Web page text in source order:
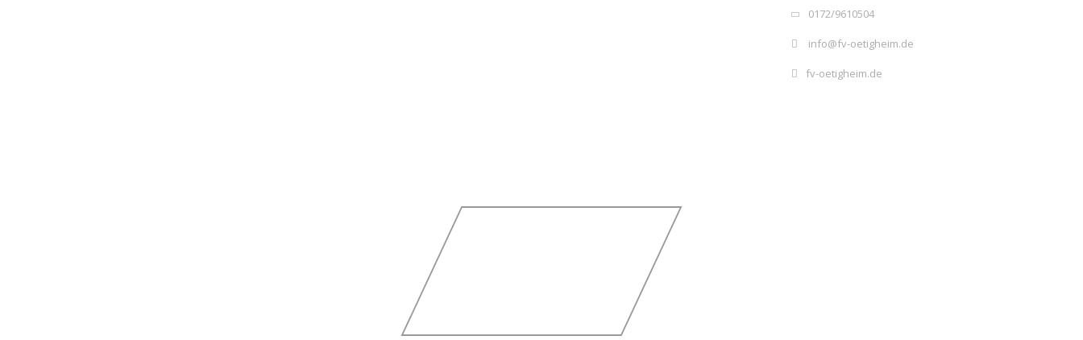
0172/9610504
info@fv-oetigheim.de
fv-oetigheim.de